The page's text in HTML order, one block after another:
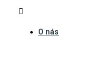
O nás